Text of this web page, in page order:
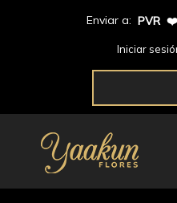
Enviar a: PVR
Iniciar